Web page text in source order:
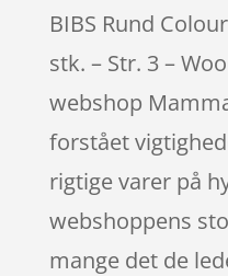
BIBS Rund
stk. – Str. 3 –
webshop
forstået
rigtige varer på
webshoppens
mange det de